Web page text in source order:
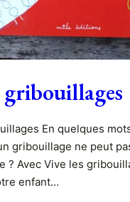
gribouillages
En quelques
gribouillage ne peut
? Avec Vive les
enfant…